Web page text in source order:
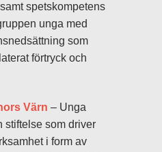
spetskompetens
unga med
som
förtryck och
Värn – Unga
stiftelse som driver
i form av